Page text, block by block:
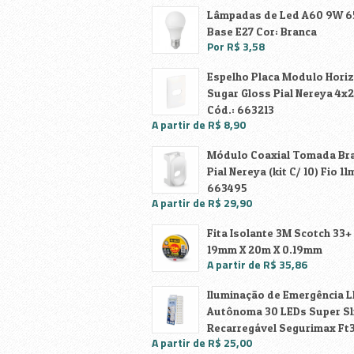
Decoração
Embalagens e descartáveis
Ferragens e Ferramentas
Jardinagem
Limpeza
Máquinas , Chaves e Ferramentas
Material de Construção
Material Elétrico
Lâmpadas de Led A60 9W
Base E27 Cor: Branca
Por R$ 3,58
Espelho Placa Modulo
Sugar Gloss Pial Nereya
Cód.: 663213
A partir de R$ 8,90
Módulo Coaxial Tomada
Pial Nereya (kit C/ 10) Fio
663495
A partir de R$ 29,90
Fita Isolante 3M Scotch 33+
19mm X 20m X 0.19mm
A partir de R$ 35,86
Iluminação de Emergência
Autônoma 30 LEDs Super
Recarregável Segurimax
A partir de R$ 25,00